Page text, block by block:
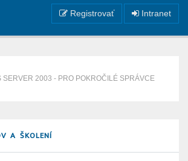
Registrovať Intranet
SERVER 2003 - PRO POKROČILÉ SPRÁVCE
A ŠKOLENÍ